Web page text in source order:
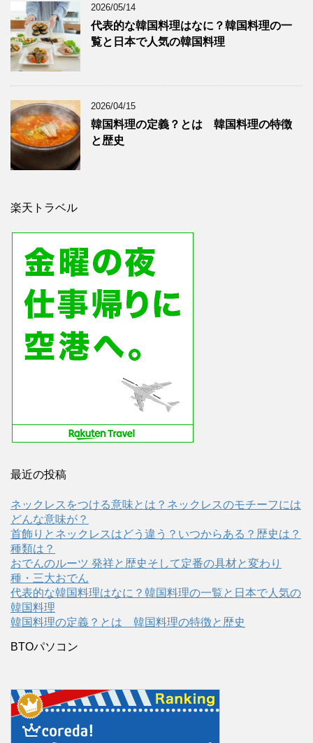
2026/05/14
代表的な韓国料理はなに？韓国料理の一
覧と日本で人気の韓国料理
2026/04/15
韓国料理の定義？とは 韓国料理の特徴
と歴史
楽天トラベル
最近の投稿
ネックレスをつける意味とは？ネックレスのモチーフには
どんな意味が？
首飾りとネックレスはどう違う？いつからある？歴史は？
種類は？
おでんのルーツ 発祥と歴史そして定番の具材と変わり
種・三大おでん
代表的な韓国料理はなに？韓国料理の一覧と日本で人気の
韓国料理
韓国料理の定義？とは 韓国料理の特徴と歴史
BTOパソコン